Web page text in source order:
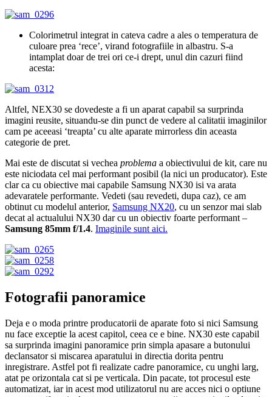
Colorimetrul integrat in cateva cadre a ales o temperatura de
culoare prea ‘rece’, virand fotografiile in albastru. S-a
intamplat doar de trei ori ce-i drept, unul din cazuri fiind
acesta:
Altfel, NEX30 se dovedeste a fi un aparat capabil sa surprinda
imagini reusite, situandu-se din punct de vedere al calitatii imaginilor
cam pe aceeasi ‘treapta’ cu alte aparate mirrorless din aceasta
categorie de pret.
Mai este de discutat si vechea problema a obiectivului de kit, care nu
este niciodata cel mai performant posibil (la nici un producator). Este
clar ca cu obiective mai capabile Samsung NX30 isi va arata
adevaratele performante. Vedeti (sau revedeti, dupa caz), ce am
obtinut cu modelul anterior, Samsung NX20, cu un senzor mai slab
decat al actualului NX30 dar cu un obiectiv foarte performant –
Samsung 85mm f/1.4. Imaginile sunt aici.
Fotografii panoramice
Deja e o moda printre producatorii de aparate foto si nici Samsung
nu face exceptie la acest capitol, ceea ce e bine. NX30 este capabil
sa surprinda imagini panoramice prin simpla apasare a butonului
declansator si miscarea aparatului in directia dorita pentru
inregistrare. Astfel pot fi realizate cadre panoramice, cu unghi larg,
atat pe orizontala cat si pe verticala. Din pacate, tot procesul este
automatizat, iar in acest mod utilizatorul nu are acces nici o optiune